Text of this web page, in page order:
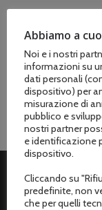
Marchio
Stihl
Abbiamo a
Noi e i nostri
informazioni su
dati personali
dispositivo) per
misurazione di
pubblico e
nostri partner
e identificazione
dispositivo.
Cliccando su
predefinite, non
che per quelli